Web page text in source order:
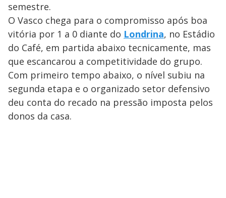
semestre.
O Vasco chega para o compromisso após boa
vitória por 1 a 0 diante do Londrina, no Estádio
do Café, em partida abaixo tecnicamente, mas
que escancarou a competitividade do grupo.
Com primeiro tempo abaixo, o nível subiu na
segunda etapa e o organizado setor defensivo
deu conta do recado na pressão imposta pelos
donos da casa.